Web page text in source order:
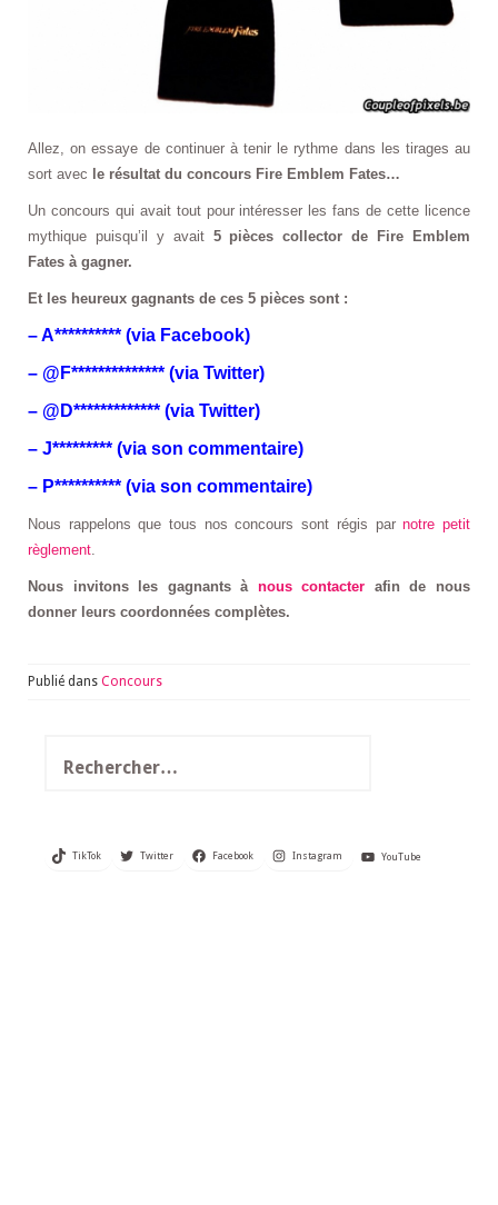
Allez, on essaye de continuer à tenir le rythme dans les tirages au
sort avec le résultat du concours Fire Emblem Fates…
Un concours qui avait tout pour intéresser les fans de cette licence
mythique puisqu’il y avait 5 pièces collector de Fire Emblem
Fates à gagner.
Et les heureux gagnants de ces 5 pièces sont :
– A********** (via Facebook)
– @F************** (via Twitter)
– @D************* (via Twitter)
– J********* (via son commentaire)
– P********** (via son commentaire)
Nous rappelons que tous nos concours sont régis parnotre petit
règlement.
Nous invitons les gagnants à nous contacter afin de nous
donner leurs coordonnées complètes.
Publié dans Concours
TikTok Twitter Facebook Instagram YouTube